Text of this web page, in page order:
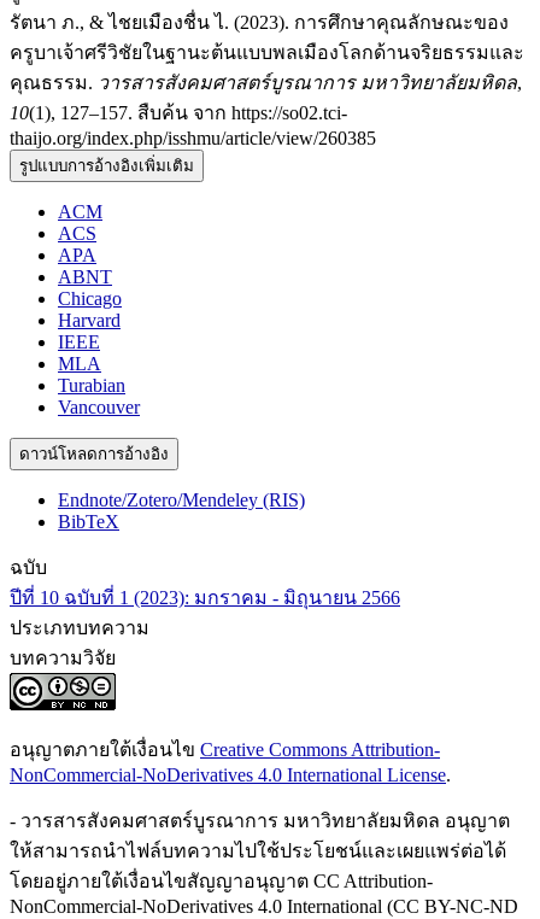
รัตนา ภ., & ไชยเมืองชื่น ไ. (2023). การศึกษาคุณลักษณะของ
ครูบาเจ้าศรีวิชัยในฐานะต้นแบบพลเมืองโลกด้านจริยธรรมและ
คุณธรรม. วารสารสังคมศาสตร์บูรณาการ มหาวิทยาลัยมหิดล,
10(1), 127–157. สืบค้น จาก https://so02.tci-
thaijo.org/index.php/isshmu/article/view/260385
รูปแบบการอ้างอิงเพิ่มเติม
ACM
ACS
APA
ABNT
Chicago
Harvard
IEEE
MLA
Turabian
Vancouver
ดาวน์โหลดการอ้างอิง
Endnote/Zotero/Mendeley (RIS)
BibTeX
ฉบับ
ปีที่ 10 ฉบับที่ 1 (2023): มกราคม - มิถุนายน 2566
ประเภทบทความ
บทความวิจัย
อนุญาตภายใต้เงื่อนไข Creative Commons Attribution-
NonCommercial-NoDerivatives 4.0 International License.
- วารสารสังคมศาสตร์บูรณาการ มหาวิทยาลัยมหิดล อนุญาต
ให้สามารถนำไฟล์บทความไปใช้ประโยชน์และเผยแพร่ต่อได้
โดยอยู่ภายใต้เงื่อนไขสัญญาอนุญาต CC Attribution-
NonCommercial-NoDerivatives 4.0 International (CC BY-NC-ND